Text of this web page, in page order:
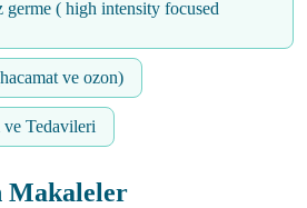
germe ( high intensity focused
ve ozon)
ve Tedavileri
Makaleler